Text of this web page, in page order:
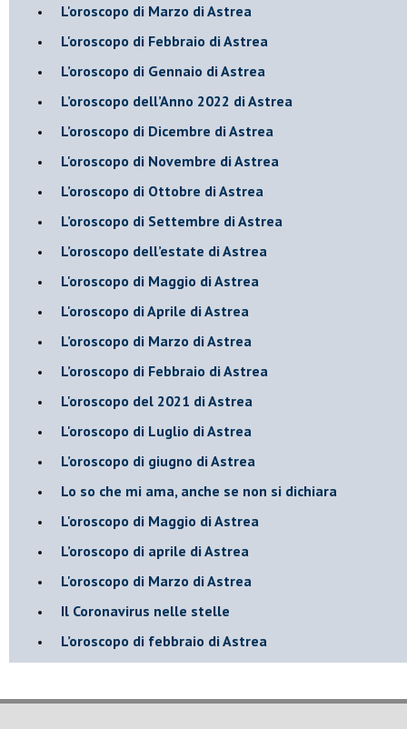
L'oroscopo di Marzo di Astrea
L'oroscopo di Febbraio di Astrea
​L’oroscopo di Gennaio di Astrea
​L’oroscopo dell’Anno 2022 di Astrea
​L’oroscopo di Dicembre di Astrea
L'oroscopo di Novembre di Astrea
​L’oroscopo di Ottobre di Astrea
​L’oroscopo di Settembre di Astrea
L’oroscopo dell’estate di Astrea
L'oroscopo di Maggio di Astrea
L'oroscopo di Aprile di Astrea
​L’oroscopo di Marzo di Astrea
​L’oroscopo di Febbraio di Astrea
L'oroscopo del 2021 di Astrea
L'oroscopo di Luglio di Astrea
​L’oroscopo di giugno di Astrea
​Lo so che mi ama, anche se non si dichiara
L'oroscopo di Maggio di Astrea
​L’oroscopo di aprile di Astrea
L'oroscopo di Marzo di Astrea
Il Coronavirus nelle stelle
​L’oroscopo di febbraio di Astrea